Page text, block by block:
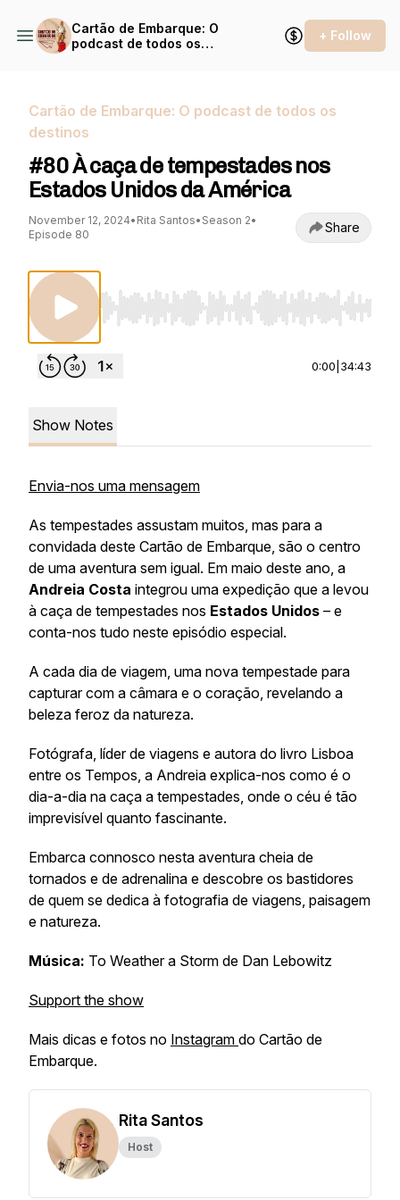
Cartão de Embarque: O
podcast de todos os
+ Follow
Cartão de Embarque: O podcast de todos os
destinos
#80 À caça de tempestades nos
Estados Unidos da América
November 12, 2024• Rita Santos• Season 2•
Episode 80
Share
Use Left/Right to seek, Home/End to jump
0:00 34:43
Show Notes
Envia-nos uma mensagem
As tempestades assustam muitos, mas para a
convidada deste Cartão de Embarque, são o centro
de uma aventura sem igual. Em maio deste ano, a
Andreia Costa integrou uma expedição que a levou
à caça de tempestades nos Estados Unidos – e
conta-nos tudo neste episódio especial.
A cada dia de viagem, uma nova tempestade para
capturar com a câmara e o coração, revelando a
beleza feroz da natureza.
Fotógrafa, líder de viagens e autora do livro Lisboa
entre os Tempos, a Andreia explica-nos como é o
dia-a-dia na caça a tempestades, onde o céu é tão
imprevisível quanto fascinante.
Embarca connosco nesta aventura cheia de
tornados e de adrenalina e descobre os bastidores
de quem se dedica à fotografia de viagens, paisagem
e natureza.
Música: To Weather a Storm de Dan Lebowitz
Support the show
Mais dicas e fotos no Instagram do Cartão de
Embarque.
Rita Santos
Host